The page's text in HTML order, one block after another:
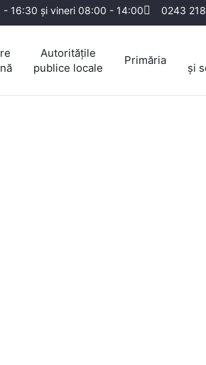
- 16:30 și vineri 08:00 - 14:00 0243
Autoritățile
publice locale
Primăria
și